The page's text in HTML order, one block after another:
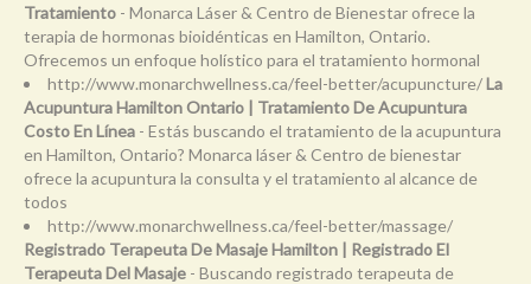
Tratamiento - Monarca Láser & Centro de Bienestar ofrece la
terapia de hormonas bioidénticas en Hamilton, Ontario.
Ofrecemos un enfoque holístico para el tratamiento hormonal
http://www.monarchwellness.ca/feel-better/acupuncture/La
Acupuntura Hamilton Ontario | Tratamiento De Acupuntura
Costo En Línea - Estás buscando el tratamiento de la acupuntura
en Hamilton, Ontario? Monarca láser & Centro de bienestar
ofrece la acupuntura la consulta y el tratamiento al alcance de
todos
http://www.monarchwellness.ca/feel-better/massage/
Registrado Terapeuta De Masaje Hamilton | Registrado El
Terapeuta Del Masaje - Buscando registrado terapeuta de